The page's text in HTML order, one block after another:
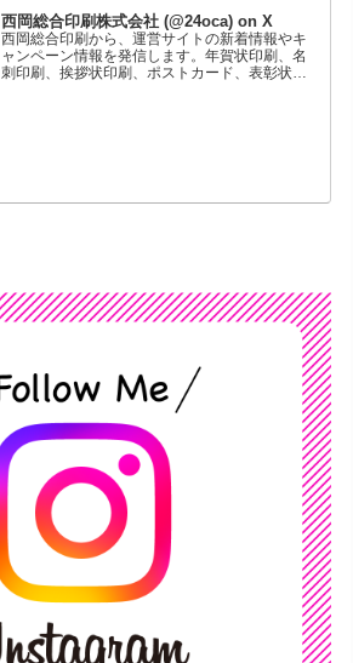
西岡総合印刷株式会社 (@24oca) on X
西岡総合印刷から、運営サイトの新着情報やキ
ャンペーン情報を発信します。年賀状印刷、名
刺印刷、挨拶状印刷、ポストカード、表彰状印